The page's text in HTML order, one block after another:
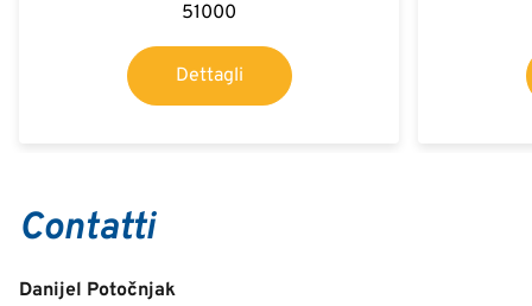
51000
Dettagli
Contatti
Danijel Potočnjak